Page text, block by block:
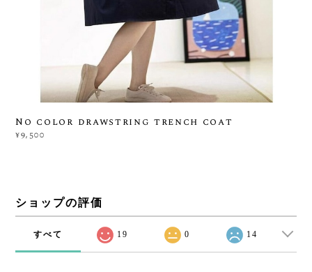
No color drawstring trench coat
¥9,500
ショップの評価
すべて 19 0 14